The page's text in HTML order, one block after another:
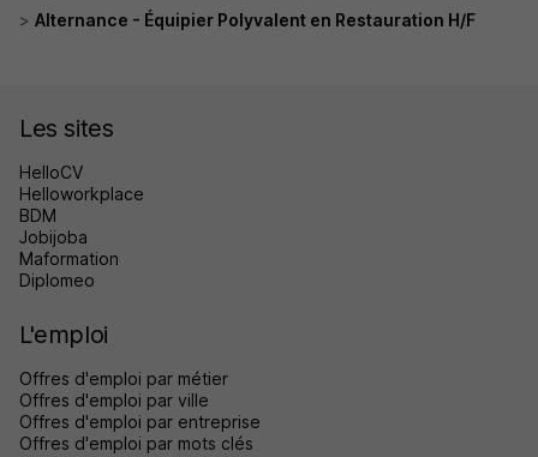
Alternance - Équipier Polyvalent en Restauration H/F
Les sites
HelloCV
Helloworkplace
BDM
Jobijoba
Maformation
Diplomeo
L'emploi
Offres d'emploi par métier
Offres d'emploi par ville
Offres d'emploi par entreprise
Offres d'emploi par mots clés